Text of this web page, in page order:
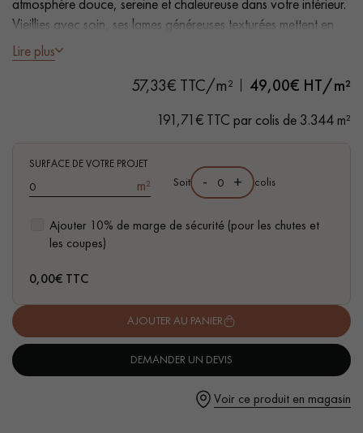
pas dans le choix et la pose de votre parquet.
Un expert Décoplus Parquets vous appelle
Demandez un rendez-vous personnalisé
Vieillies avec soin, ses lames généreuses texturées mettent en
valeur la beauté Chêne brut.
- Lames largeur XL 19 cm
- Aspect vieilli texturé, Rabotté, Gratté, Chanfreins martelés
- Choix Authentic - Nœuds, gerces, fissures colmatées,
aubiers
Lire plus
57,33€ TTC/m² 49,00€ HT/m²
191,71€ TTC par colis de 3.344 m²
SURFACE DE VOTRE PROJET
m²
Ajouter 10% de marge de sécurité (pour les chutes et
les coupes)
Soit - + colis
0,00€ TTC
AJOUTER AU PANIER
DEMANDER UN DEVIS
Voir ce produit en magasin